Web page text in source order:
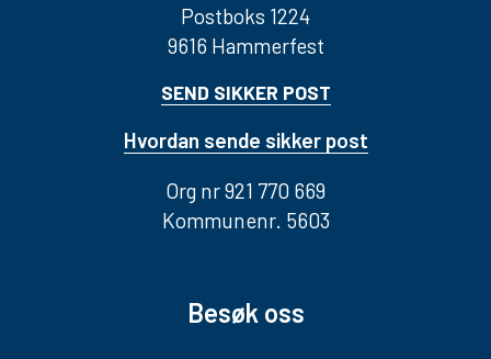
Postboks 1224
9616 Hammerfest
SEND SIKKER POST
Hvordan sende sikker post
Org nr 921 770 669
Kommunenr. 5603
Besøk oss